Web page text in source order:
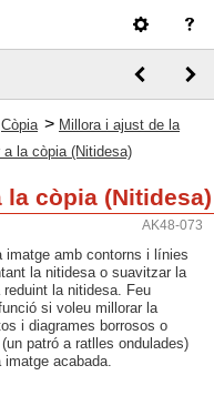
Còpia > Millora i ajust de la
la còpia (Nitidesa)
còpia (Nitidesa)
AK48-073
imatge amb contorns i línies
la nitidesa o suavitzar la
la nitidesa. Feu
si voleu millorar la
i diagrames borrosos o
patró a ratlles ondulades)
acabada.